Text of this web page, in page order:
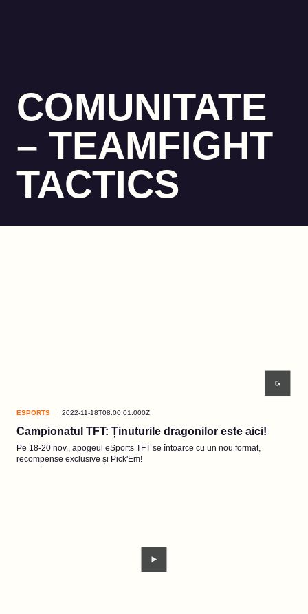
COMUNITATE
– TEAMFIGHT
TACTICS
ESPORTS 2022-11-18T08:00:01.000Z
Campionatul TFT: Ținuturile dragonilor este aici!
Pe 18-20 nov., apogeul eSports TFT se întoarce cu un nou format,
recompense exclusive și Pick'Em!